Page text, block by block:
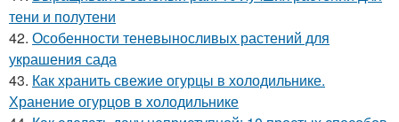
тени и полутени
42. Особенности теневыносливых растений для
украшения сада
43. Как хранить свежие огурцы в холодильнике.
Хранение огурцов в холодильнике